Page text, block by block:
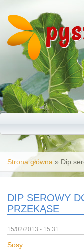
Jesteś tutaj
Strona główna » Dip
DIP SEROWY
PRZEKĄSE
15/02/2013 - 15:31
Sosy